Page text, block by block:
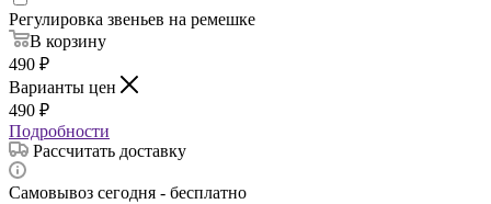
Регулировка звеньев на ремешке
В корзину
490 ₽
Варианты цен
490 ₽
Подробности
Рассчитать доставку
Самовывоз сегодня - бесплатно